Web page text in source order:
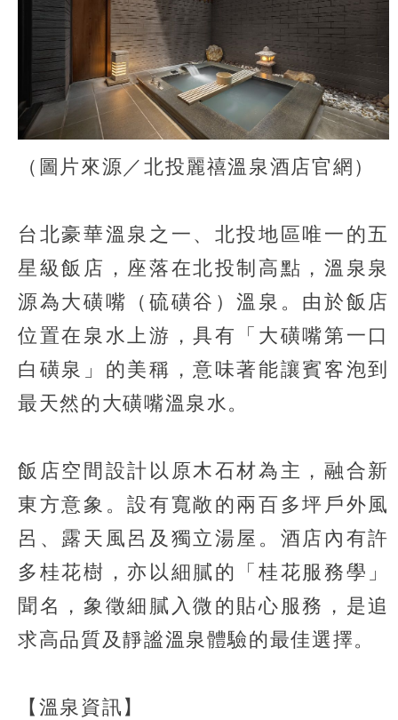
（圖片來源／北投麗禧溫泉酒店官網）
台北豪華溫泉之一、北投地區唯一的五
星級飯店，座落在北投制高點，溫泉泉
源為大磺嘴（硫磺谷）溫泉。由於飯店
位置在泉水上游，具有「大磺嘴第一口
白磺泉」的美稱，意味著能讓賓客泡到
最天然的大磺嘴溫泉水。
飯店空間設計以原木石材為主，融合新
東方意象。設有寬敞的兩百多坪戶外風
呂、露天風呂及獨立湯屋。酒店內有許
多桂花樹，亦以細膩的「桂花服務學」
聞名，象徵細膩入微的貼心服務，是追
求高品質及靜謐溫泉體驗的最佳選擇。
【溫泉資訊】